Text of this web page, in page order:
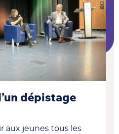
dépistage
aux jeunes tous les